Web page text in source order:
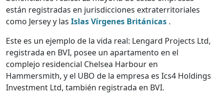
están registradas en jurisdicciones extraterritoriales
como Jersey y las Islas Vírgenes Británicas .
Este es un ejemplo de la vida real: Lengard Projects Ltd,
registrada en BVI, posee un apartamento en el
complejo residencial Chelsea Harbour en
Hammersmith, y el UBO de la empresa es Ics4 Holdings
Investment Ltd, también registrada en BVI.